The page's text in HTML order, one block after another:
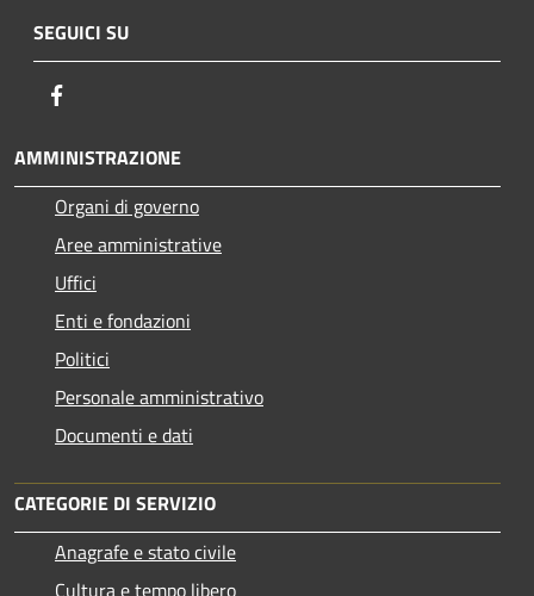
SEGUICI SU
AMMINISTRAZIONE
Organi di governo
Aree amministrative
Uffici
Enti e fondazioni
Politici
Personale amministrativo
Documenti e dati
CATEGORIE DI SERVIZIO
Anagrafe e stato civile
Cultura e tempo libero